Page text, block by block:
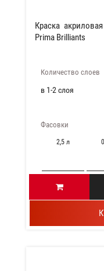
Краска
Prima Brilliants
Количество слоев
в 1-2 слоя
Фасовки
2,5 л